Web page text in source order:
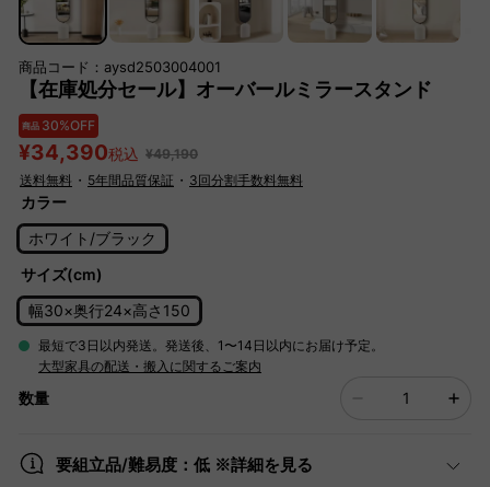
商品コード：aysd2503004001
【在庫処分セール】オーバールミラースタンド
商品 30%OFF
¥34,390税込 ¥49,190
送料無料 ・ 5年間品質保証 ・ 3回分割手数料無料
カラー
ホワイト/ブラック
サイズ(cm)
幅30×奥行24×高さ150
最短で3日以内発送。発送後、1〜14日以内にお届け予定。
大型家具の配送・搬入に関するご案内
数量
要組立品/難易度：低 ※詳細を見る